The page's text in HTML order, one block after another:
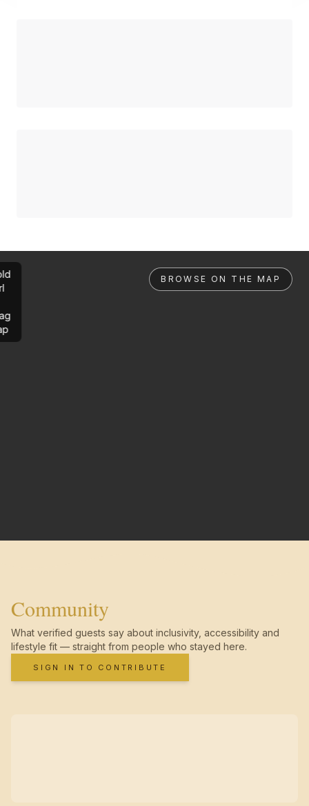
BROWSE ON THE MAP
Community
What verified guests say about inclusivity, accessibility and
lifestyle fit — straight from people who stayed here.
SIGN IN TO CONTRIBUTE